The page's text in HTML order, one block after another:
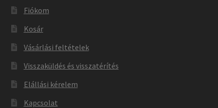
Fiókom
Kosár
Vásárlási feltételek
Visszaküldés és visszatérítés
Elállási kérelem
Kapcsolat